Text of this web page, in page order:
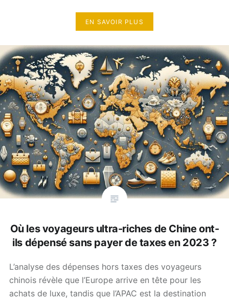
EN SAVOIR PLUS
Où les voyageurs ultra-riches de Chine ont-
ils dépensé sans payer de taxes en 2023 ?
L’analyse des dépenses hors taxes des voyageurs
chinois révèle que l’Europe arrive en tête pour les
achats de luxe, tandis que l’APAC est la destination